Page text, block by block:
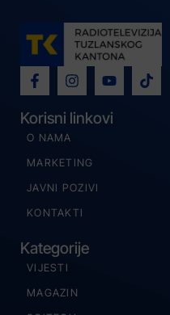
Korisni linkovi
O NAMA
MARKETING
JAVNI POZIVI
KONTAKTI
Kategorije
VIJESTI
MAGAZIN